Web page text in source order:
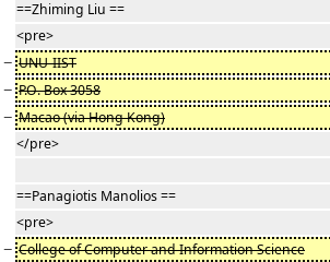
==Zhiming Liu ==
<pre>
− UNU-IIST
− P.O. Box 3058
− Macao (via Hong Kong)
</pre>
==Panagiotis Manolios ==
<pre>
− College of Computer and Information Science